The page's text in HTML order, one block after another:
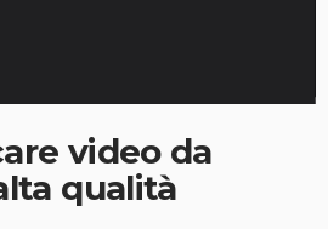
video da
qualità